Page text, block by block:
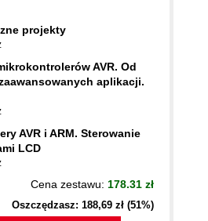
projekty
AVR. Od
aplikacji.
AVR i ARM. Sterowanie
LCD
Cena zestawu: 178.31 zł
Oszczędzasz: 188,69 zł (51%)